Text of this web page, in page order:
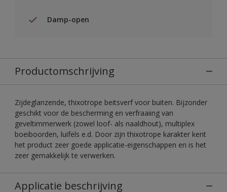
Damp-open
Productomschrijving
Zijdeglanzende, thixotrope beitsverf voor buiten. Bijzonder
geschikt voor de bescherming en verfraaiing van
geveltimmerwerk (zowel loof- als naaldhout), multiplex
boeiboorden, luifels e.d. Door zijn thixotrope karakter kent
het product zeer goede applicatie-eigenschappen en is het
zeer gemakkelijk te verwerken.
Applicatie beschrijving